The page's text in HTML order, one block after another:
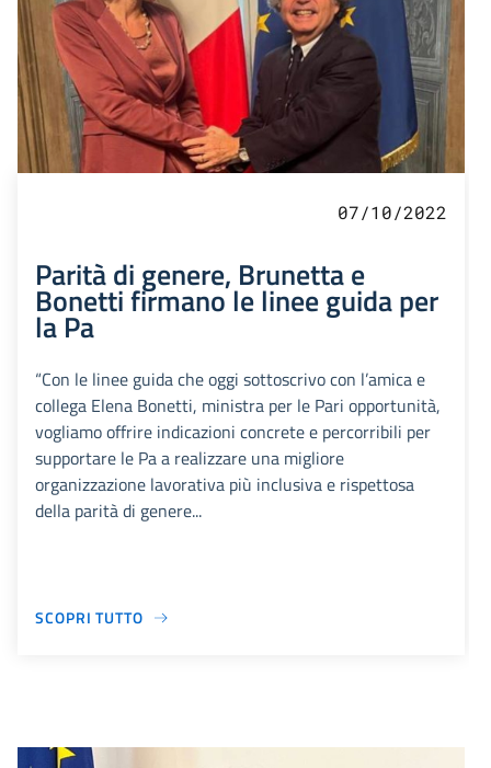
07/10/2022
Parità di genere, Brunetta e
Bonetti firmano le linee guida per
la Pa
“Con le linee guida che oggi sottoscrivo con l’amica e
collega Elena Bonetti, ministra per le Pari opportunità,
vogliamo offrire indicazioni concrete e percorribili per
supportare le Pa a realizzare una migliore
organizzazione lavorativa più inclusiva e rispettosa
della parità di genere...
SCOPRI TUTTO